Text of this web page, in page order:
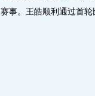
事。王皓顺利通过首轮